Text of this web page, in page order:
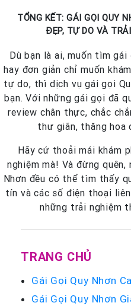
TỔNG KẾT: GÁI GỌI QUY
ĐẸP, TỰ DO VÀ
Dù bạn là ai, muốn tìm
hay đơn giản chỉ muốn
tự do, thì dịch vụ gái gọi
bạn. Với những gái gọi đã
review chân thực, chắc
thư giãn, thăng hoa
Hãy cứ thoải mái khám
nghiệm mà! Và đừng
Nhơn đều có thể tìm thấy
tín và các số điện thoại
những trải nghiệm
TRANG CHỦ
Gái Gọi Quy Nhơn
Gái Gọi Quy Nhơn